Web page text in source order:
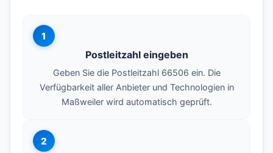
1
Postleitzahl eingeben
Geben Sie die Postleitzahl 66506 ein. Die
Verfügbarkeit aller Anbieter und Technologien in
Maßweiler wird automatisch geprüft.
2